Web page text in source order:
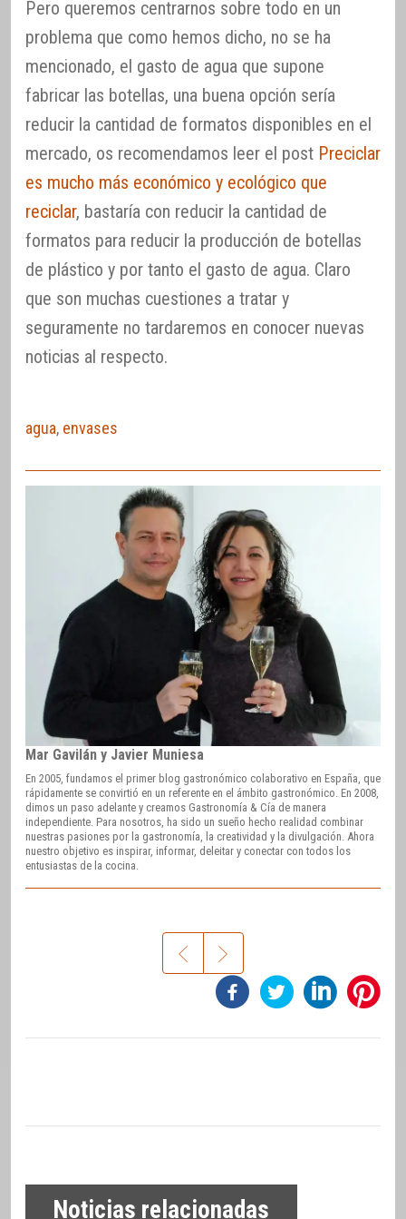
Pero queremos centrarnos sobre todo en un
problema que como hemos dicho, no se ha
mencionado, el gasto de agua que supone
fabricar las botellas, una buena opción sería
reducir la cantidad de formatos disponibles en el
mercado, os recomendamos leer el post Preciclar
es mucho más económico y ecológico que
reciclar, bastaría con reducir la cantidad de
formatos para reducir la producción de botellas
de plástico y por tanto el gasto de agua. Claro
que son muchas cuestiones a tratar y
seguramente no tardaremos en conocer nuevas
noticias al respecto.
agua, envases
Mar Gavilán y Javier Muniesa
En 2005, fundamos el primer blog gastronómico colaborativo en España, que
rápidamente se convirtió en un referente en el ámbito gastronómico. En 2008,
dimos un paso adelante y creamos Gastronomía & Cía de manera
independiente. Para nosotros, ha sido un sueño hecho realidad combinar
nuestras pasiones por la gastronomía, la creatividad y la divulgación. Ahora
nuestro objetivo es inspirar, informar, deleitar y conectar con todos los
entusiastas de la cocina.
Noticias relacionadas